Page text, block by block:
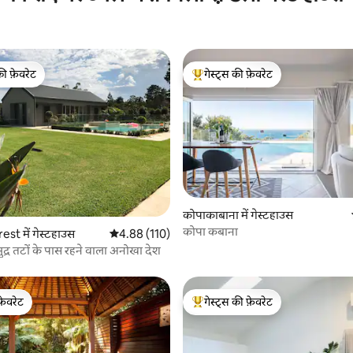
फ़ेवरेट
फ़ेवरेट
में गेस्टहाउस औसत रेटिंग 5 में से 4.88, 110 समीक्षाएँ
4.88 (110)
तटों के पास रहने वाला अनोखा देश
गेस्ट्स का टॉप फ़ेवरेट
गेस्ट्स की फ़ेवरेट
कोपाकाबाना में गेस्टहाउस
कोपा कबाना
गेस्ट्स का टॉप फ़ेवरेट
गेस्ट्स की फ़ेवरेट